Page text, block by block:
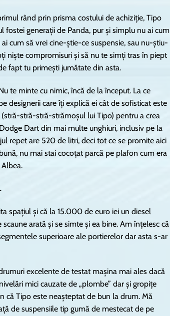
rând prin prisma costului de achiziție, Tipo
fostei generații de Panda, pur și simplu nu ai cum
cum să vrei cine-știe-ce suspensie, sau nu-știu-
niște compromisuri și să nu te simți tras în piept
fapt tu primești jumătate din asta.
te minte cu nimic, încă de la început. La ce
designerii care îți explică ei cât de sofisticat este
stră-stră-strămoșul lui Tipo) pentru a crea
Dart din mai multe unghiuri, inclusiv pe la
repet are 520 de litri, deci tot ce se promite aici
nu mai stai cocoțat parcă pe plafon cum era
spațiul și că la 15.000 de euro iei un diesel
arată și se simte și ea bine. Am înțelesc că
superioare ale portierelor dar asta s-ar
excelente de testat mașina mai ales dacă
mici cauzate de „plombe” dar și gropițe
că Tipo este neașteptat de bun la drum. Mă
de suspensiile tip gumă de mestecat de pe